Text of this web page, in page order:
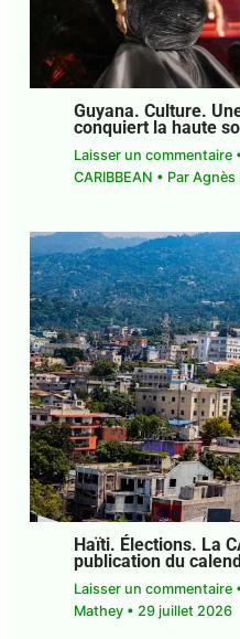
Guyana. Culture.
conquiert la haute
Laisser un commentaire
CARIBBEAN• ParAgnès
Haïti. Élections. La
publication du
Laisser un commentaire
Agnès Mathey•29